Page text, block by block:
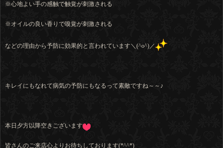
※心地よい手の感触で触覚が刺激される
※オイルの良い香りで嗅覚が刺激される
などの理由から予防に効果的と言われています＼(^o^)／
キレイにもなれて病気の予防にもなるって素敵ですね～～♪
本日夕方以降空きございます
皆さんのご来店心よりお待ちしております(*^^*)